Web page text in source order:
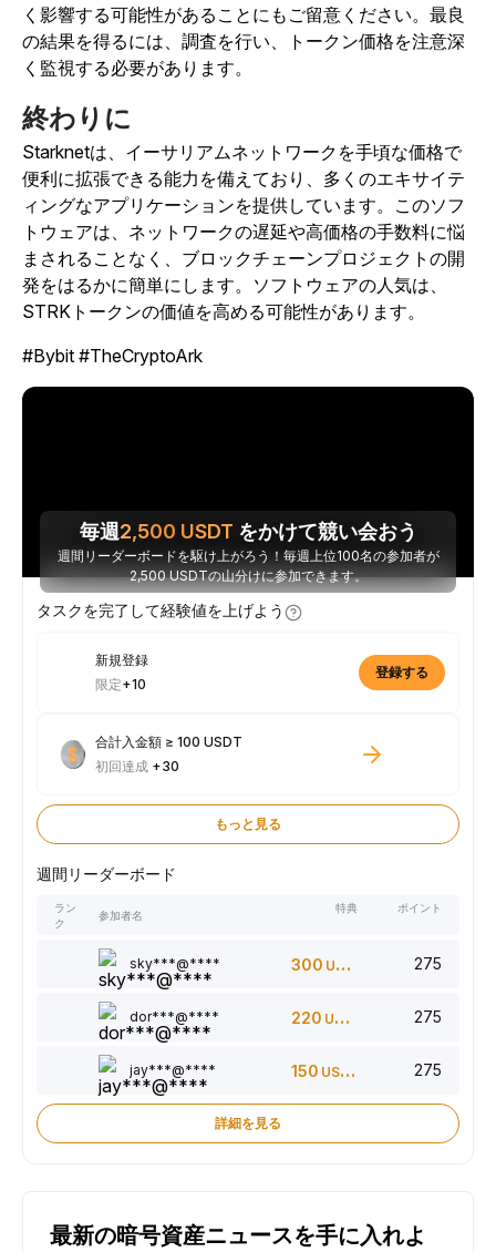
く影響する可能性があることにもご留意ください。最良
の結果を得るには、調査を行い、トークン価格を注意深
く監視する必要があります。
終わりに
Starknetは、イーサリアムネットワークを手頃な価格で
便利に拡張できる能力を備えており、多くのエキサイテ
ィングなアプリケーションを提供しています。このソフ
トウェアは、ネットワークの遅延や高価格の手数料に悩
まされることなく、ブロックチェーンプロジェクトの開
発をはるかに簡単にします。ソフトウェアの人気は、
STRKトークンの価値を高める可能性があります。
#Bybit #TheCryptoArk
毎週2,500 USDT をかけて競い会おう
週間リーダーボードを駆け上がろう！毎週上位100名の参加者が
2,500 USDTの山分けに参加できます。
タスクを完了して経験値を上げよう
新規登録
限定+10
登録する
合計入金額 ≥ 100 USDT
初回達成 +30
もっと見る
週間リーダーボード
ラン
ク
参加者名
特典 ポイント
sky***@**** 300 USDT 275
dor***@**** 220 USDT 275
jay***@**** 150 USDT 275
詳細を見る
最新の暗号資産ニュースを手に入れよ